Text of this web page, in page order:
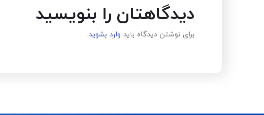
دیدگاهتان را بنویسید
برای نوشتن دیدگاه باید وارد بشوید.